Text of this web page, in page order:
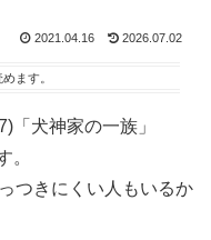
2021.04.16 2026.07.02
ます。
「犬神家の一族」
。
つきにくい人もいるか